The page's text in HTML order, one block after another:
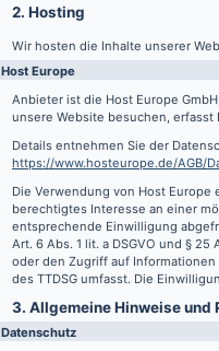
2. Hosting
Wir hosten die Inhalte unserer
Host Europe
Anbieter ist die Host Europe
unsere Website besuchen,
Details entnehmen Sie der
https://www.hosteurope.de/AGB/
Die Verwendung von Host Europe
berechtigtes Interesse an einer
entsprechende Einwilligung
Art. 6 Abs. 1 lit. a DSGVO und §
oder den Zugriff auf
des TTDSG umfasst. Die
3. Allgemeine Hinweise
Datenschutz